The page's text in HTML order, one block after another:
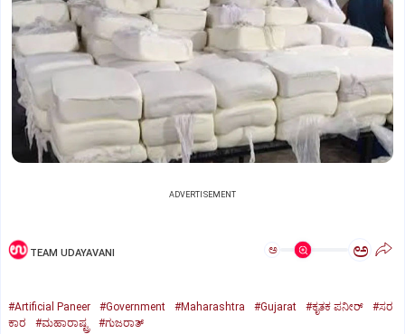
ADVERTISEMENT
TEAM UDAYAVANI ಅ ಅ
#Artificial Paneer #Government #Maharashtra #Gujarat #ಕೃತಕ ಪನೀರ್‌
#ಸರ
ಕಾರ
#ಮಹಾರಾಷ್ಟ್ರ #ಗುಜರಾತ್‌